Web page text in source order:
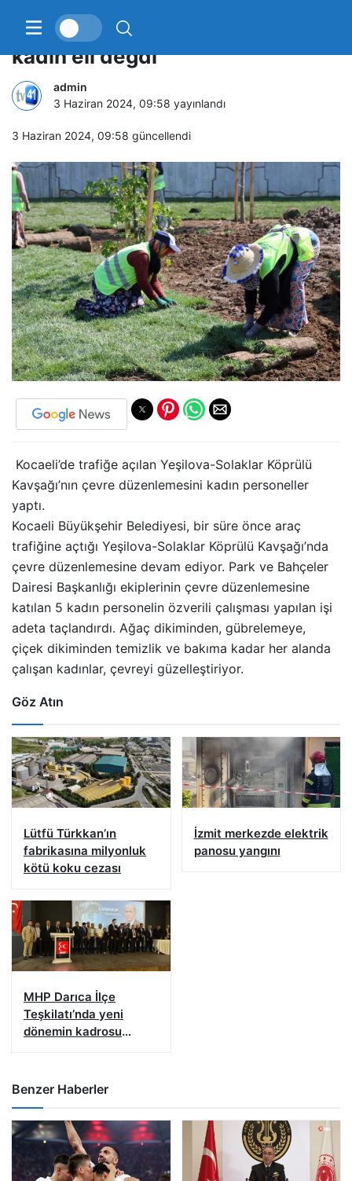
Solaklar Köprülü Kavşağı’na
kadın eli değdi
admin
3 Haziran 2024, 09:58 yayınlandı
3 Haziran 2024, 09:58 güncellendi
Kocaeli’de trafiğe açılan Yeşilova-Solaklar Köprülü
Kavşağı’nın çevre düzenlemesini kadın personeller
yaptı.
Kocaeli Büyükşehir Belediyesi, bir süre önce araç
trafiğine açtığı Yeşilova-Solaklar Köprülü Kavşağı’nda
çevre düzenlemesine devam ediyor. Park ve Bahçeler
Dairesi Başkanlığı ekiplerinin çevre düzenlemesine
katılan 5 kadın personelin özverili çalışması yapılan işi
adeta taçlandırdı. Ağaç dikiminden, gübrelemeye,
çiçek dikiminden temizlik ve bakıma kadar her alanda
çalışan kadınlar, çevreyi güzelleştiriyor.
Göz Atın
Lütfü Türkkan’ın
fabrikasına milyonluk
kötü koku cezası
İzmit merkezde elektrik
panosu yangını
MHP Darıca İlçe
Teşkilatı’nda yeni
dönemin kadrosu
Benzer Haberler